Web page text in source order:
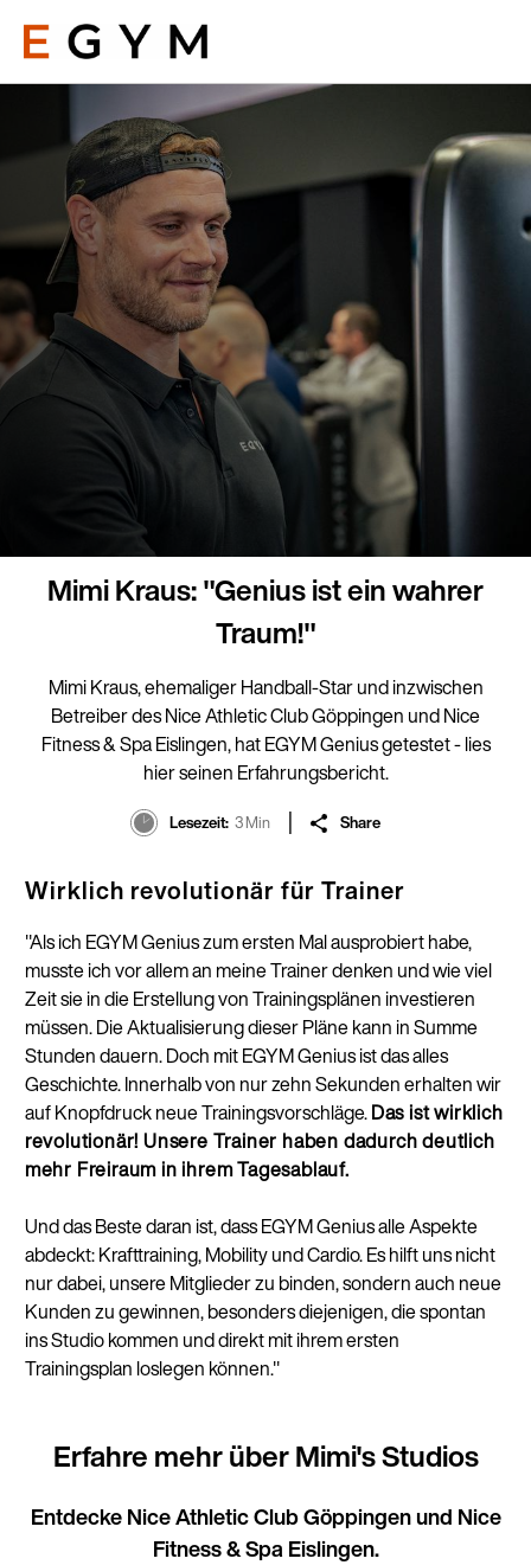
zum
Inhalt
Mimi Kraus: "Genius ist ein wahrer
Traum!"
Mimi Kraus, ehemaliger Handball-Star und inzwischen
Betreiber des Nice Athletic Club Göppingen und Nice
Fitness & Spa Eislingen, hat EGYM Genius getestet - lies
hier seinen Erfahrungsbericht.
Lesezeit 3 Min Share
Wirklich revolutionär für Trainer
"Als ich EGYM Genius zum ersten Mal ausprobiert habe,
musste ich vor allem an meine Trainer denken und wie viel
Zeit sie in die Erstellung von Trainingsplänen investieren
müssen. Die Aktualisierung dieser Pläne kann in Summe
Stunden dauern. Doch mit EGYM Genius ist das alles
Geschichte. Innerhalb von nur zehn Sekunden erhalten wir
auf Knopfdruck neue Trainingsvorschläge.Das ist wirklich
revolutionär! Unsere Trainer haben dadurch deutlich
mehr Freiraum in ihrem Tagesablauf.
Und das Beste daran ist, dass EGYM Genius alle Aspekte
abdeckt: Krafttraining, Mobility und Cardio. Es hilft uns nicht
nur dabei, unsere Mitglieder zu binden, sondern auch neue
Kunden zu gewinnen, besonders diejenigen, die spontan
ins Studio kommen und direkt mit ihrem ersten
Trainingsplan loslegen können."
Erfahre mehr über Mimi's Studios
Entdecke Nice Athletic Club Göppingen und Nice
Fitness & Spa Eislingen.